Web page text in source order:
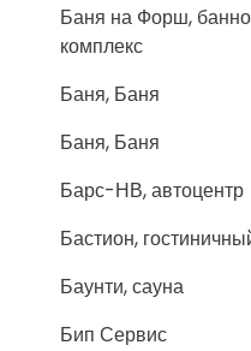
Баня на Форш,
комплекс
Баня, Баня
Баня, Баня
Барс-НВ, автоцентр
Бастион,
Баунти, сауна
Бип Сервис